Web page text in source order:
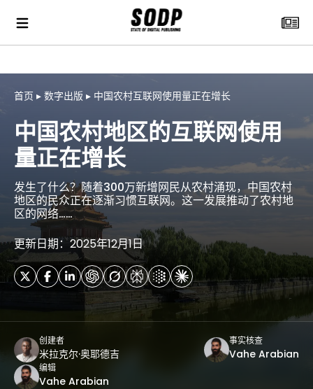
首页 ▸ 数字出版 ▸ 中国农村互联网使用量正在增长
中国农村地区的互联网使用
量正在增长
发生了什么？随着300万新增网民从农村涌现，中国农村
地区的民众正在逐渐习惯互联网。这一发展推动了农村地
区的网络……
更新日期：2025年12月1日
创建者
米拉克尔·奥耶德吉
事实核查
Vahe Arabian
编辑
Vahe Arabian